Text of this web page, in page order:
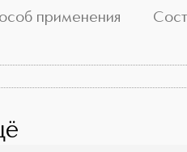
применения